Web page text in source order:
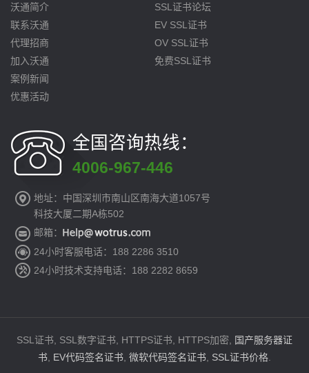
沃通简介
联系沃通
代理招商
加入沃通
案例新闻
优惠活动
SSL证书论坛
EV SSL证书
OV SSL证书
免费SSL证书
全国咨询热线：
4006-967-446
地址：中国深圳市南山区南海大道1057号
科技大厦二期A栋502
邮箱：
24小时客服电话：188 2286 3510
24小时技术支持电话：188 2282 8659
SSL证书, SSL数字证书, HTTPS证书, HTTPS加密,
国产服务器证
书 EV代码签名证书 微软代码签名证书 SSL证书价格